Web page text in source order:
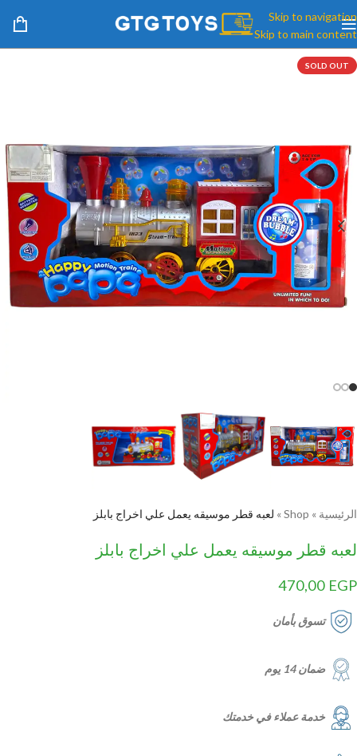
Skip to navigation
Skip to main content
SOLD OUT
الرئيسية »
Shop
» لعبه قطر موسيقه يعمل علي اخراج بابلز
لعبه قطر موسيقه يعمل علي اخراج بابلز
470,00 EGP
تسوق بأمان
ضمان 14 يوم
خدمة عملاء في خدمتك